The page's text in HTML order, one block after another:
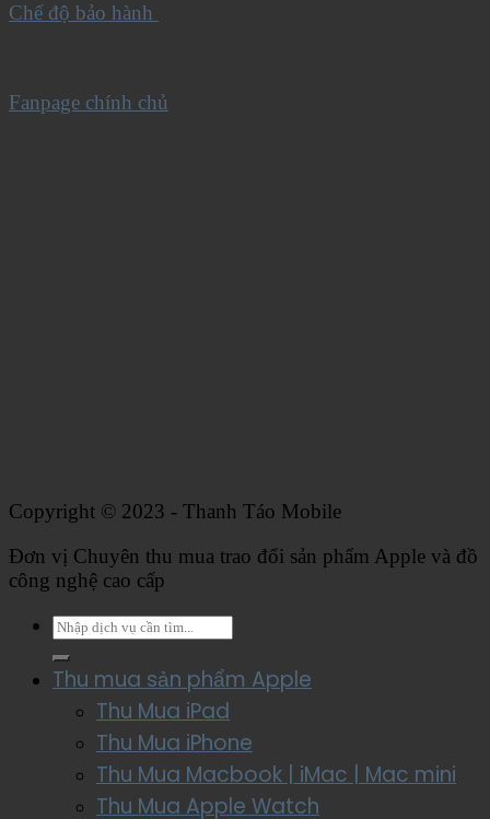
Chế độ bảo hành
Fanpage chính chủ
Copyright © 2023 - Thanh Táo Mobile
Đơn vị Chuyên thu mua trao đổi sản phẩm Apple và đồ
công nghệ cao cấp
Thu mua sản phẩm Apple
Thu Mua iPad
Thu Mua iPhone
Thu Mua Macbook | iMac | Mac mini
Thu Mua Apple Watch